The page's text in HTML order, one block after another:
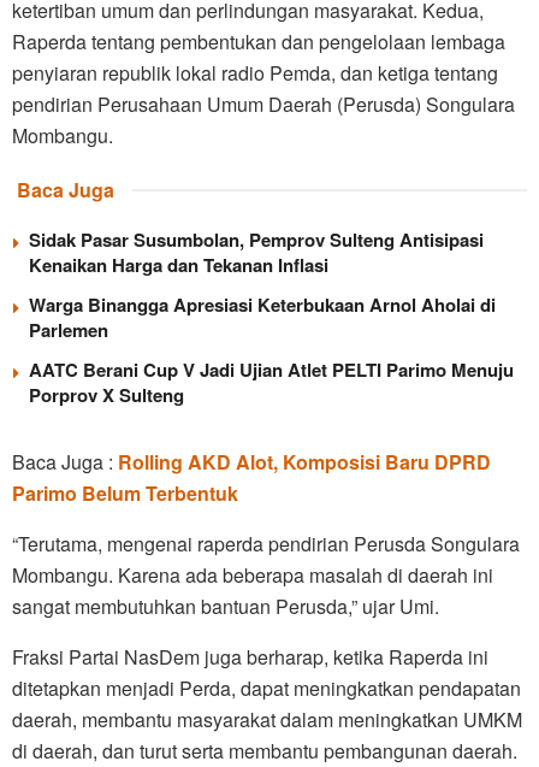
ketertiban umum dan perlindungan masyarakat. Kedua,
Raperda tentang pembentukan dan pengelolaan lembaga
penyiaran republik lokal radio Pemda, dan ketiga tentang
pendirian Perusahaan Umum Daerah (Perusda) Songulara
Mombangu.
Baca Juga
Sidak Pasar Susumbolan, Pemprov Sulteng Antisipasi
Kenaikan Harga dan Tekanan Inflasi
Warga Binangga Apresiasi Keterbukaan Arnol Aholai di
Parlemen
AATC Berani Cup V Jadi Ujian Atlet PELTI Parimo Menuju
Porprov X Sulteng
Baca Juga : Rolling AKD Alot, Komposisi Baru DPRD
Parimo Belum Terbentuk
“Terutama, mengenai raperda pendirian Perusda Songulara
Mombangu. Karena ada beberapa masalah di daerah ini
sangat membutuhkan bantuan Perusda,” ujar Umi.
Fraksi Partai NasDem juga berharap, ketika Raperda ini
ditetapkan menjadi Perda, dapat meningkatkan pendapatan
daerah, membantu masyarakat dalam meningkatkan UMKM
di daerah, dan turut serta membantu pembangunan daerah.